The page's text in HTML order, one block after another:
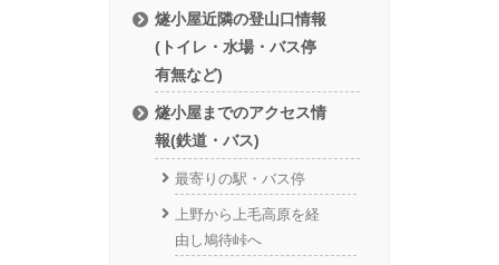
燧小屋近隣の登山口情報
(トイレ・水場・バス停
有無など)
燧小屋までのアクセス情
報(鉄道・バス)
最寄りの駅・バス停
上野から上毛高原を経
由し鳩待峠へ